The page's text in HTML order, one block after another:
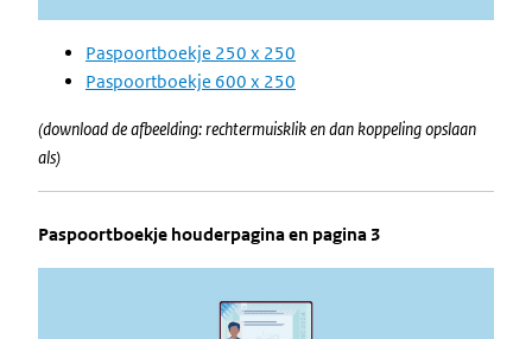
Paspoortboekje 250 x 250
Paspoortboekje 600 x 250
(download de afbeelding: rechtermuisklik en dan koppeling opslaan
als)
Paspoortboekje houderpagina en pagina 3
Image